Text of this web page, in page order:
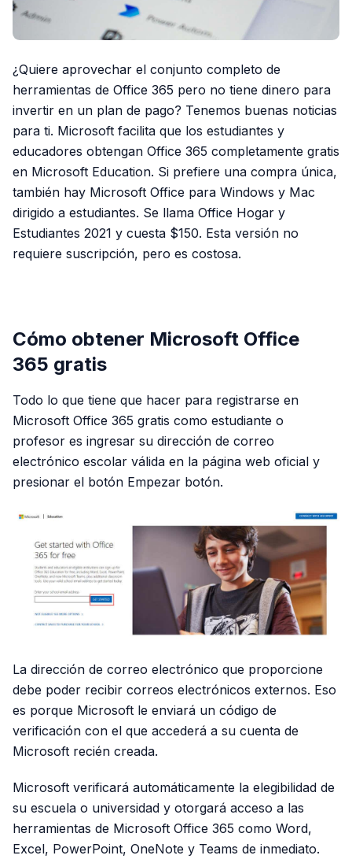
¿Quiere aprovechar el conjunto completo de
herramientas de Office 365 pero no tiene dinero para
invertir en un plan de pago? Tenemos buenas noticias
para ti. Microsoft facilita que los estudiantes y
educadores obtengan Office 365 completamente gratis
en Microsoft Education. Si prefiere una compra única,
también hay Microsoft Office para Windows y Mac
dirigido a estudiantes. Se llama Office Hogar y
Estudiantes 2021 y cuesta $150. Esta versión no
requiere suscripción, pero es costosa.
Cómo obtener Microsoft Office
365 gratis
Todo lo que tiene que hacer para registrarse en
Microsoft Office 365 gratis como estudiante o
profesor es ingresar su dirección de correo
electrónico escolar válida en la página web oficial y
presionar el botón Empezar botón.
La dirección de correo electrónico que proporcione
debe poder recibir correos electrónicos externos. Eso
es porque Microsoft le enviará un código de
verificación con el que accederá a su cuenta de
Microsoft recién creada.
Microsoft verificará automáticamente la elegibilidad de
su escuela o universidad y otorgará acceso a las
herramientas de Microsoft Office 365 como Word,
Excel, PowerPoint, OneNote y Teams de inmediato.